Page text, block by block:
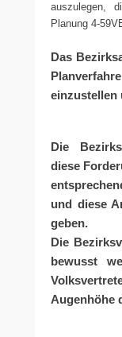
auszulegen,
Planung 4-
Das
einzustellen
Die
diese
und diese
geben.
Die
bewusst
Augenhöhe